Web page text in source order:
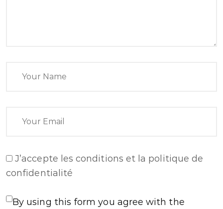
J’accepte les conditions et la politique de
confidentialité
By using this form you agree with the